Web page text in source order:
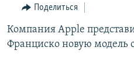
навигации
Вернутся
ТАДЖИКИСТАН
ҚАЗАҚША
КЫРГЫЗЧА
ЎЗБЕКЧА
Поделиться
Компания Apple
Франциско новую модель